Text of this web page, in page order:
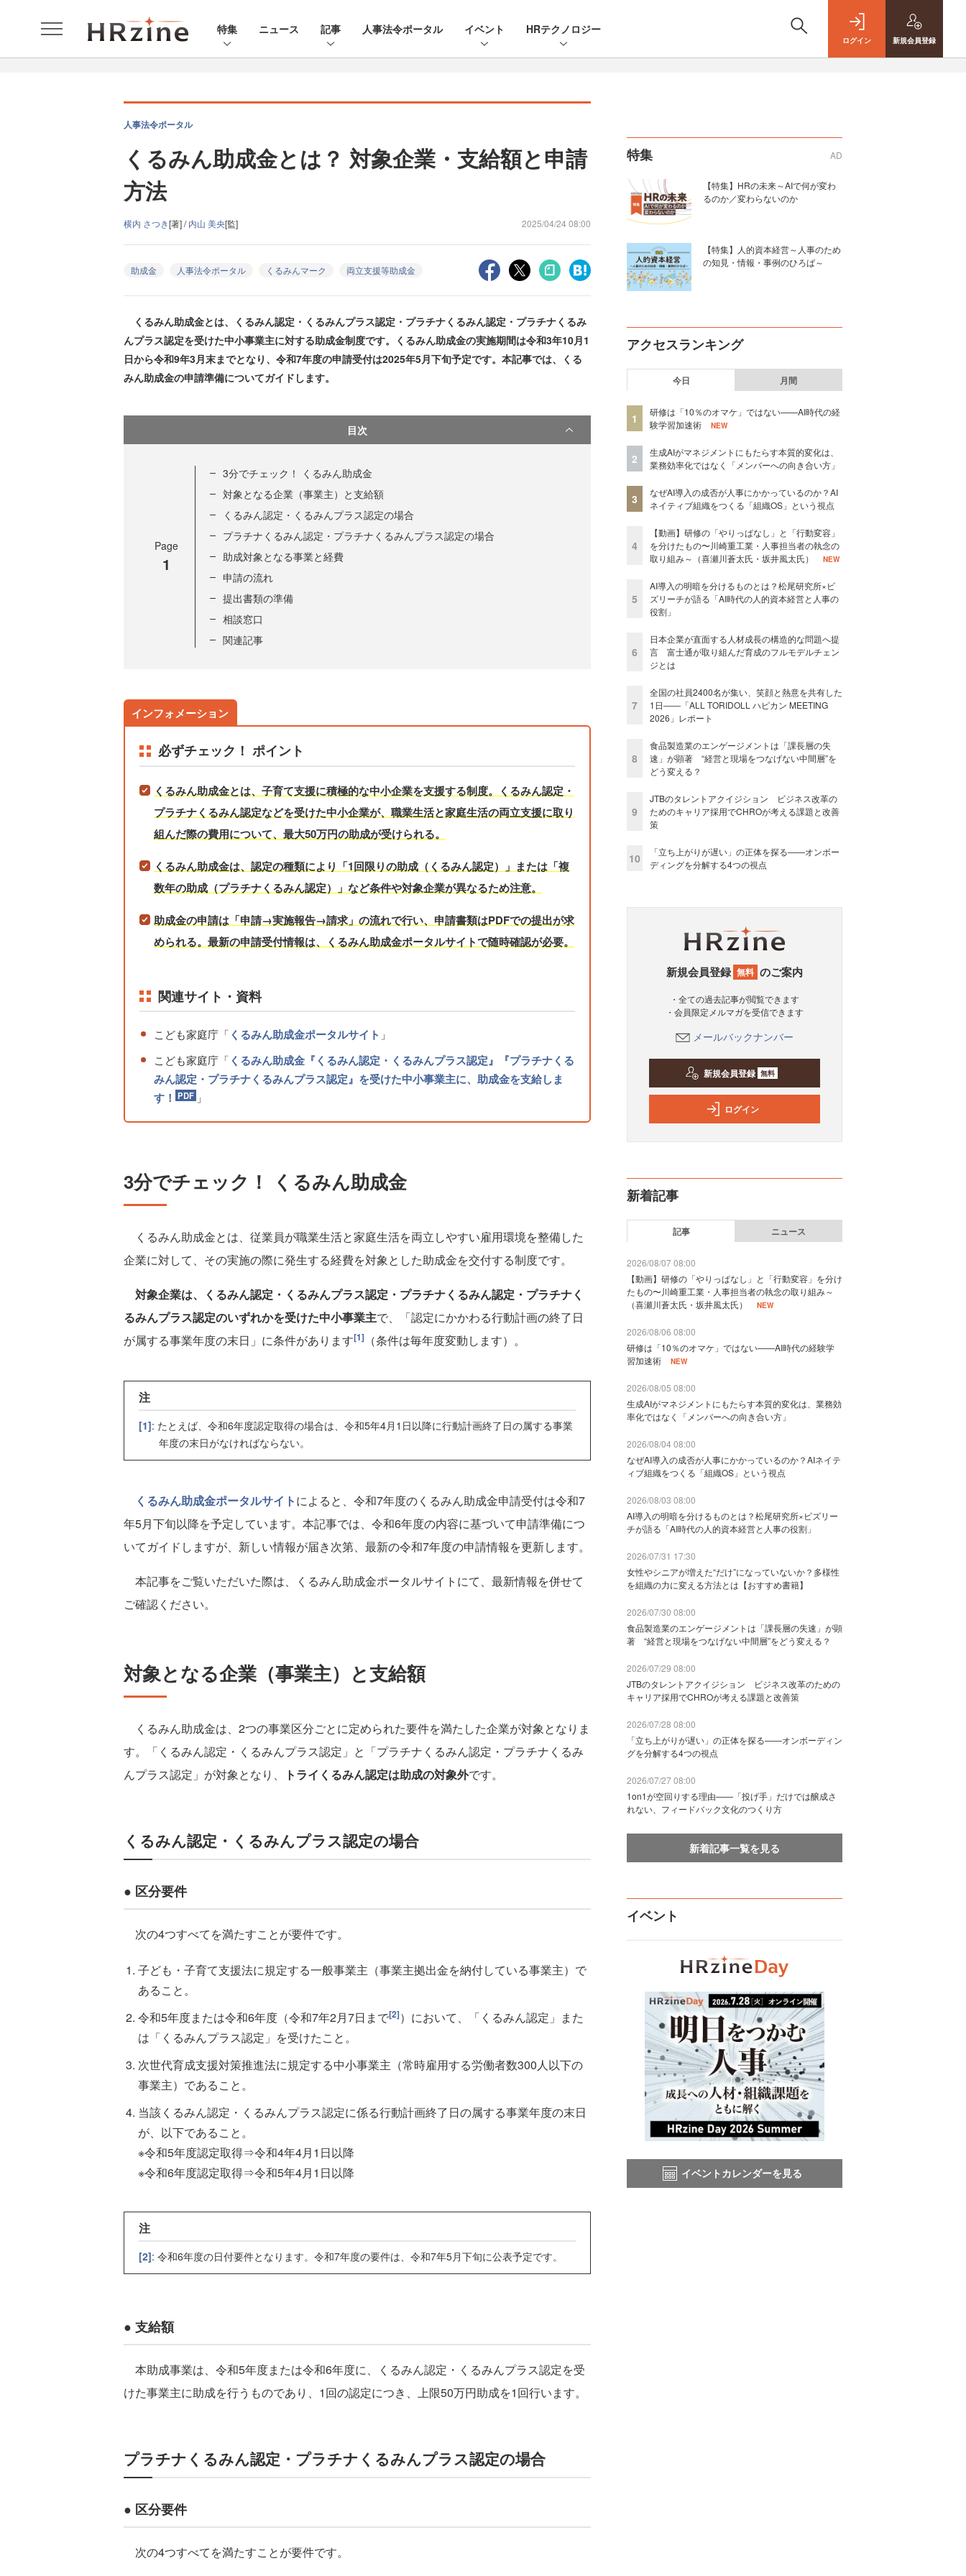
特集 ニュース 記事 人事法令ポータル イベント HRテクノロジー
ログイン 新規会員登録
人事法令ポータル
くるみん助成金とは？ 対象企業・支給額と申請
方法
横内 さつき[著] /内山 美央[監] 2025/04/24 08:00
助成金 人事法令ポータル くるみんマーク 両立支援等助成金
くるみん助成金とは、くるみん認定・くるみんプラス認定・プラチナくるみん認定・プラチナくるみ
んプラス認定を受けた中小事業主に対する助成金制度です。くるみん助成金の実施期間は令和3年10月1
日から令和9年3月末までとなり、令和7年度の申請受付は2025年5月下旬予定です。本記事では、くる
みん助成金の申請準備についてガイドします。
目次
Page
1
3分でチェック！ くるみん助成金
対象となる企業（事業主）と支給額
くるみん認定・くるみんプラス認定の場合
プラチナくるみん認定・プラチナくるみんプラス認定の場合
助成対象となる事業と経費
申請の流れ
提出書類の準備
相談窓口
関連記事
必ずチェック！ ポイント
くるみん助成金とは、子育て支援に積極的な中小企業を支援する制度。くるみん認定・
プラチナくるみん認定などを受けた中小企業が、職業生活と家庭生活の両立支援に取り
組んだ際の費用について、最大50万円の助成が受けられる。
くるみん助成金は、認定の種類により「1回限りの助成（くるみん認定）」または「複
数年の助成（プラチナくるみん認定）」など条件や対象企業が異なるため注意。
助成金の申請は「申請→実施報告→請求」の流れで行い、申請書類はPDFでの提出が求
められる。最新の申請受付情報は、くるみん助成金ポータルサイトで随時確認が必要。
関連サイト・資料
こども家庭庁「 くるみん助成金ポータルサイト 」
こども家庭庁「 くるみん助成金『くるみん認定・くるみんプラス認定』『プラチナくる
みん認定・プラチナくるみんプラス認定』を受けた中小事業主に、助成金を支給しま
す！
」
3分でチェック！ くるみん助成金
くるみん助成金とは、従業員が職業生活と家庭生活を両立しやすい雇用環境を整備した
企業に対して、その実施の際に発生する経費を対象とした助成金を交付する制度です。
対象企業は、くるみん認定・くるみんプラス認定・プラチナくるみん認定・プラチナく
るみんプラス認定のいずれかを受けた中小事業主で、「認定にかかわる行動計画の終了日
が属する事業年度の末日」に条件があります[1] （条件は毎年度変動します）。
注
[1]: たとえば、令和6年度認定取得の場合は、令和5年4月1日以降に行動計画終了日の属する事業
年度の末日がなければならない。
くるみん助成金ポータルサイトによると、令和7年度のくるみん助成金申請受付は令和7
年5月下旬以降を予定しています。本記事では、令和6年度の内容に基づいて申請準備につ
いてガイドしますが、新しい情報が届き次第、最新の令和7年度の申請情報を更新します。
本記事をご覧いただいた際は、くるみん助成金ポータルサイトにて、最新情報を併せて
ご確認ください。
対象となる企業（事業主）と支給額
くるみん助成金は、2つの事業区分ごとに定められた要件を満たした企業が対象となりま
す。「くるみん認定・くるみんプラス認定」と「プラチナくるみん認定・プラチナくるみ
んプラス認定」が対象となり、
トライくるみん認定は助成の対象外です。
くるみん認定・くるみんプラス認定の場合
● 区分要件
次の4つすべてを満たすことが要件です。
子ども・子育て支援法に規定する一般事業主（事業主拠出金を納付している事業主）で
あること。
令和5年度または令和6年度（令和7年2月7日まで[2]）において、「くるみん認定」また
は「くるみんプラス認定」を受けたこと。
次世代育成支援対策推進法に規定する中小事業主（常時雇用する労働者数300人以下の
事業主）であること。
当該くるみん認定・くるみんプラス認定に係る行動計画終了日の属する事業年度の末日
が、以下であること。
※令和5年度認定取得⇒令和4年4月1日以降
※令和6年度認定取得⇒令和5年4月1日以降
注
[2]: 令和6年度の日付要件となります。令和7年度の要件は、令和7年5月下旬に公表予定です。
● 支給額
本助成事業は、令和5年度または令和6年度に、くるみん認定・くるみんプラス認定を受
けた事業主に助成を行うものであり、1回の認定につき、上限50万円助成を1回行います。
プラチナくるみん認定・プラチナくるみんプラス認定の場合
● 区分要件
次の4つすべてを満たすことが要件です。
特集 AD
【特集】HRの未来～AIで何が変わ
るのか／変わらないのか
【特集】人的資本経営～人事のため
の知見・情報・事例のひろば～
アクセスランキング
今日 月間
1
研修は「10％のオマケ」ではない——AI時代の経
験学習加速術
NEW
2
生成AIがマネジメントにもたらす本質的変化は、
業務効率化ではなく「メンバーへの向き合い方」
3
なぜAI導入の成否が人事にかかっているのか？AI
ネイティブ組織をつくる「組織OS」という視点
4
【動画】研修の「やりっぱなし」と「行動変容」
を分けたもの〜川崎重工業・人事担当者の執念の
取り組み～（喜瀬川蒼太氏・坂井風太氏）
NEW
5
AI導入の明暗を分けるものとは？松尾研究所×ビ
ズリーチが語る「AI時代の人的資本経営と人事の
役割」
6
日本企業が直面する人材成長の構造的な問題へ提
言 富士通が取り組んだ育成のフルモデルチェン
ジとは
7
全国の社員2400名が集い、笑顔と熱意を共有した
1日――「ALL TORIDOLL ハピカン MEETING
2026」レポート
8
食品製造業のエンゲージメントは「課長層の失
速」が顕著 “経営と現場をつなげない中間層”を
どう変える？
9
JTBのタレントアクイジション ビジネス改革の
ためのキャリア採用でCHROが考える課題と改善
策
10
「立ち上がりが遅い」の正体を探る——オンボー
ディングを分解する4つの視点
新規会員登録 無料 のご案内
・全ての過去記事が閲覧できます
・会員限定メルマガを受信できます
メールバックナンバー
新規会員登録 無料
ログイン
新着記事
記事 ニュース
2026/08/07 08:00
【動画】研修の「やりっぱなし」と「行動変容」を分け
たもの〜川崎重工業・人事担当者の執念の取り組み～
（喜瀬川蒼太氏・坂井風太氏）
NEW
2026/08/06 08:00
研修は「10％のオマケ」ではない——AI時代の経験学
習加速術
NEW
2026/08/05 08:00
生成AIがマネジメントにもたらす本質的変化は、業務効
率化ではなく「メンバーへの向き合い方」
2026/08/04 08:00
なぜAI導入の成否が人事にかかっているのか？AIネイテ
ィブ組織をつくる「組織OS」という視点
2026/08/03 08:00
AI導入の明暗を分けるものとは？松尾研究所×ビズリー
チが語る「AI時代の人的資本経営と人事の役割」
2026/07/31 17:30
女性やシニアが増えた“だけ”になっていないか？多様性
を組織の力に変える方法とは【おすすめ書籍】
2026/07/30 08:00
食品製造業のエンゲージメントは「課長層の失速」が顕
著 “経営と現場をつなげない中間層”をどう変える？
2026/07/29 08:00
JTBのタレントアクイジション ビジネス改革のための
キャリア採用でCHROが考える課題と改善策
2026/07/28 08:00
「立ち上がりが遅い」の正体を探る——オンボーディン
グを分解する4つの視点
2026/07/27 08:00
1on1が空回りする理由——「投げ手」だけでは醸成さ
れない、フィードバック文化のつくり方
新着記事一覧を見る
イベント
イベントカレンダーを見る